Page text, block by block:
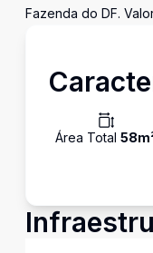
Fazenda do DF.
Área Total 58